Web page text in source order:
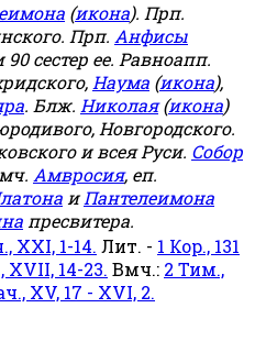
(икона). Прп.
Прп. Анфисы
сестер ее. Равноапп.
Наума (икона),
. Блж. Николая(икона)
Новгородского.
и всея Руси. Собор
Амвросия, еп.
иПантелеимона
пресвитера.
XXI, 1-14. Лит. - 1 Кор., 131
XVII, 14-23. Вмч.: 2 Тим.,
XV, 17 - XVI, 2.